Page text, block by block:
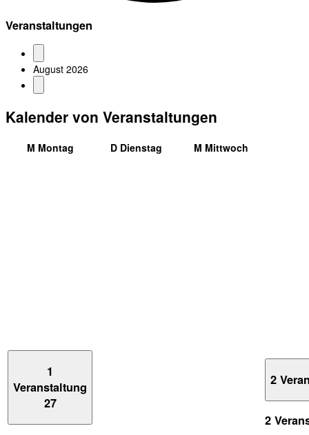
Veranstaltungen
August 2026
Kalender von Veranstaltungen
M Montag D Dienstag M Mittwoch
1
Veranstaltung
27
2
2